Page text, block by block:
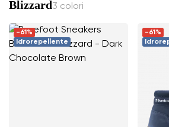
Seleziona una lingua
Blizzard3 colori
-61%
Idrorepellente
-61%